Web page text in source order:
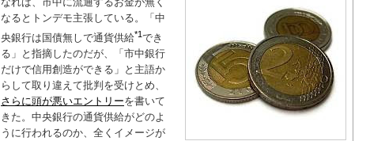
なるとトンデモ主張している。「中
央銀行は国債無しで通貨供給*1でき
る」と指摘したのだが、「市中銀行
だけで信用創造ができる」と主語か
らして取り違えて批判を受けとめ、
さらに頭が悪いエントリーを書いて
きた。中央銀行の通貨供給がどのよ
うに行われるのか、全くイメージが